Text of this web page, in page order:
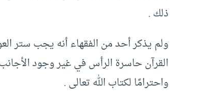
ذلك .
ولم يذكر أحد من الفقهاء أنه يجب ستر
القرآن حاسرة الرأس في غير وجود
واحترامًا لكتاب الله تعالى .